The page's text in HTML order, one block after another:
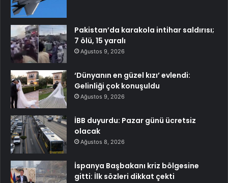
Pakistan’da karakola intihar saldırısı;
7 ölü, 15 yaralı
Ağustos 9, 2026
‘Dünyanın en güzel kızı’ evlendi:
Gelinliği çok konuşuldu
Ağustos 9, 2026
İBB duyurdu: Pazar günü ücretsiz
olacak
Ağustos 8, 2026
İspanya Başbakanı kriz bölgesine
gitti: İlk sözleri dikkat çekti